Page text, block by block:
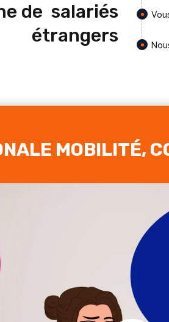
de salariés
étrangers
MOBILITÉ,